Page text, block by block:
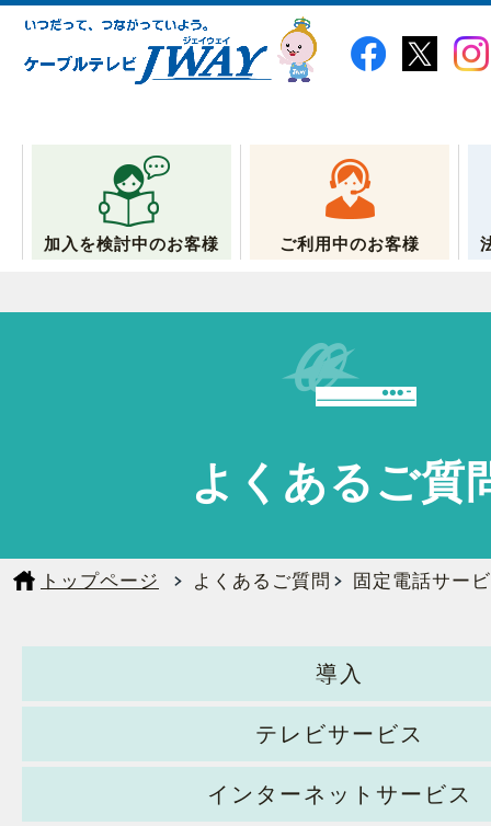
加入を検討中のお客様 ご利用中のお客様
よくあるご質
トップページ よくあるご質問 固定電話サー
導入
テレビサービス
インターネットサービス